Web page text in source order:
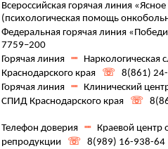
Всероссийская горячая линия «Ясное
(психологическая помощь
Федеральная горячая линия
7759–200
Горячая линия ┉ Наркологическая
Краснодарского края
☏ 8(861)
Горячая линия ┉ Клинический
СПИД Краснодарского края
☏
Телефон доверия ┉ Краевой центр
репродукции
☏ 8(989) 16-938-64